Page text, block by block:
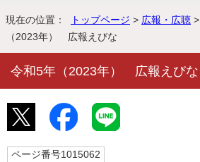
現在の位置： トップページ > 広報・広聴 >
（2023年） 広報えびな
令和5年（2023年） 広報えびな
ページ番号1015062